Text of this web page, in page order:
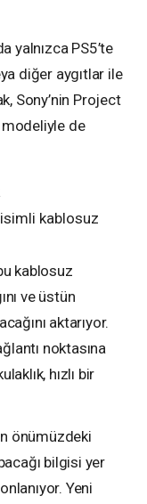
yalnızca PS5’te
diğer aygıtlar ile
Sony’nin Project
modeliyle de
isimli kablosuz
kablosuz
ve üstün
aktarıyor.
noktasına
hızlı bir
önümüzdeki
bilgisi yer
Yeni